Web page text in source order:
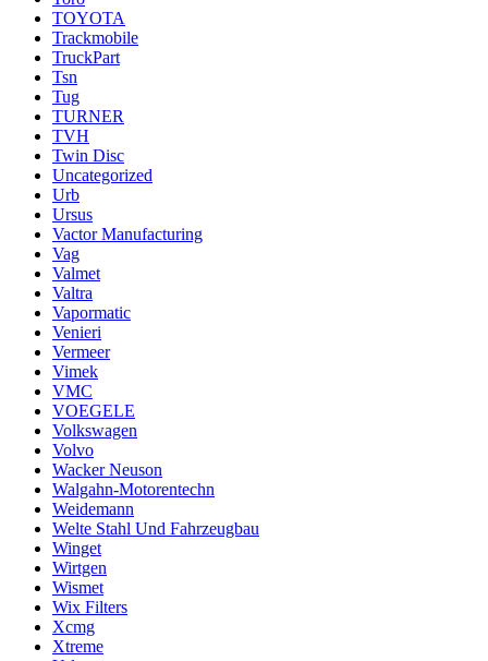
TOYOTA
Trackmobile
TruckPart
Tsn
Tug
TURNER
TVH
Twin Disc
Uncategorized
Urb
Ursus
Vactor Manufacturing
Vag
Valmet
Valtra
Vapormatic
Venieri
Vermeer
Vimek
VMC
VOEGELE
Volkswagen
Volvo
Wacker Neuson
Walgahn-Motorentechn
Weidemann
Welte Stahl Und Fahrzeugbau
Winget
Wirtgen
Wismet
Wix Filters
Xcmg
Xtreme